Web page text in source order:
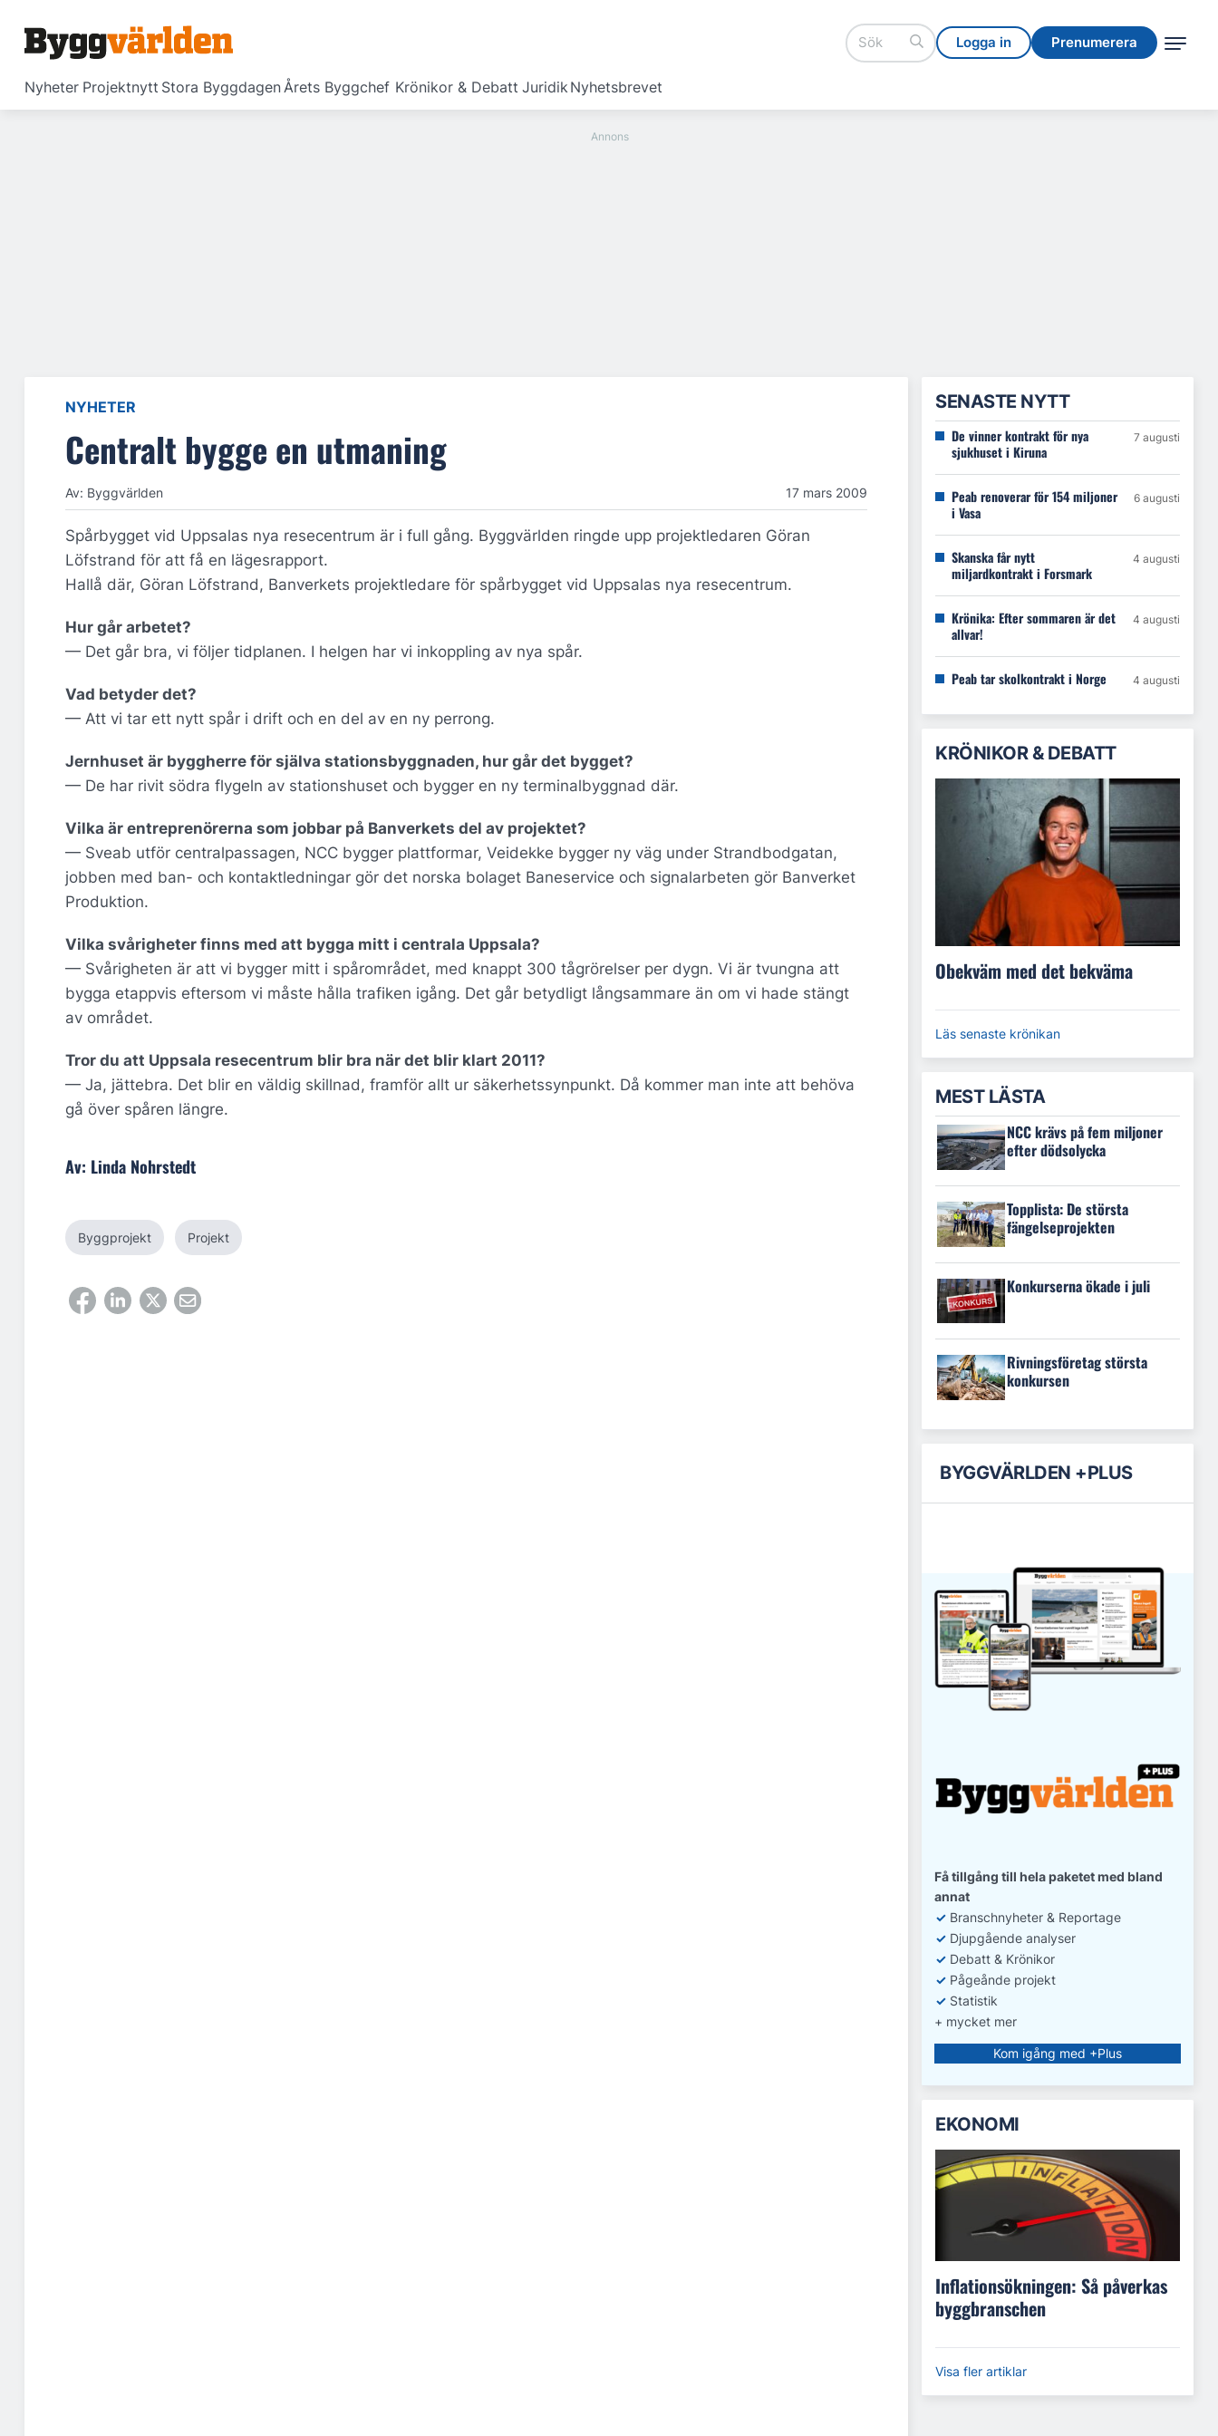
Logga in Prenumerera
Nyheter Projektnytt Stora ByggdagenÅrets Byggchef Krönikor & Debatt JuridikNyhetsbrevet
Logga in Prenumerera
NYHETER
Centralt bygge en utmaning
Av: Byggvärlden 17 mars 2009
Spårbygget vid Uppsalas nya resecentrum är i full gång. Byggvärlden ringde upp projektledaren Göran
Löfstrand för att få en lägesrapport.
Hallå där, Göran Löfstrand, Banverkets projektledare för spårbygget vid Uppsalas nya resecentrum.
Hur går arbetet?
— Det går bra, vi följer tidplanen. I helgen har vi inkoppling av nya spår.
Vad betyder det?
— Att vi tar ett nytt spår i drift och en del av en ny perrong.
Jernhuset är byggherre för själva stationsbyggnaden, hur går det bygget?
— De har rivit södra flygeln av stationshuset och bygger en ny terminalbyggnad där.
Vilka är entreprenörerna som jobbar på Banverkets del av projektet?
— Sveab utför centralpassagen, NCC bygger plattformar, Veidekke bygger ny väg under Strandbodgatan,
jobben med ban- och kontaktledningar gör det norska bolaget Baneservice och signalarbeten gör Banverket
Produktion.
Vilka svårigheter finns med att bygga mitt i centrala Uppsala?
— Svårigheten är att vi bygger mitt i spårområdet, med knappt 300 tågrörelser per dygn. Vi är tvungna att
bygga etappvis eftersom vi måste hålla trafiken igång. Det går betydligt långsammare än om vi hade stängt
av området.
Tror du att Uppsala resecentrum blir bra när det blir klart 2011?
— Ja, jättebra. Det blir en väldig skillnad, framför allt ur säkerhetssynpunkt. Då kommer man inte att behöva
gå över spåren längre.
Av: Linda Nohrstedt
Byggprojekt Projekt
SENASTE NYTT
De vinner kontrakt för nya
sjukhuset i Kiruna
7 augusti
Peab renoverar för 154 miljoner
i Vasa
6 augusti
Skanska får nytt
miljardkontrakt i Forsmark
4 augusti
Krönika: Efter sommaren är det
allvar!
4 augusti
Peab tar skolkontrakt i Norge 4 augusti
KRÖNIKOR & DEBATT
Obekväm med det bekväma
Läs senaste krönikan
MEST LÄSTA
NCC krävs på fem miljoner
efter dödsolycka
Topplista: De största
fängelseprojekten
Konkurserna ökade i juli
Rivningsföretag största
konkursen
BYGGVÄRLDEN +PLUS
Få tillgång till hela paketet med bland
annat
✓ Branschnyheter & Reportage
✓ Djupgående analyser
✓ Debatt & Krönikor
✓ Pågeånde projekt
✓ Statistik
+ mycket mer
Kom igång med +Plus
EKONOMI
Inflationsökningen: Så påverkas
byggbranschen
Visa fler artiklar